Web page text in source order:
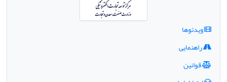
ویدئوها
راهنمایی
قوانین